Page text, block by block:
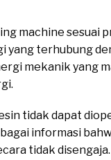
machine sesuai
yang terhubung
mekanik yang
tidak dapat
informasi
tidak disengaja.